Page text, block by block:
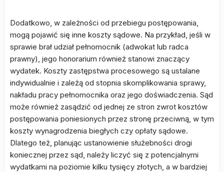
Dodatkowo, w zależności od przebiegu postępowania,
mogą pojawić się inne koszty sądowe. Na przykład, jeśli w
sprawie brał udział pełnomocnik (adwokat lub radca
prawny), jego honorarium również stanowi znaczący
wydatek. Koszty zastępstwa procesowego są ustalane
indywidualnie i zależą od stopnia skomplikowania sprawy,
nakładu pracy pełnomocnika oraz jego doświadczenia. Sąd
może również zasądzić od jednej ze stron zwrot kosztów
postępowania poniesionych przez stronę przeciwną, w tym
koszty wynagrodzenia biegłych czy opłaty sądowe.
Dlatego też, planując ustanowienie służebności drogi
koniecznej przez sąd, należy liczyć się z potencjalnymi
wydatkami na poziomie kilku tysięcy złotych, a w bardziej